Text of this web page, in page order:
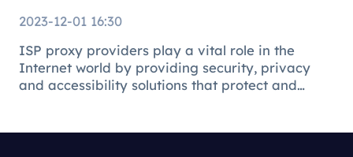
2023-12-01 16:30
ISP proxy providers play a vital role in the
Internet world by providing security, privacy
and accessibility solutions that protect and